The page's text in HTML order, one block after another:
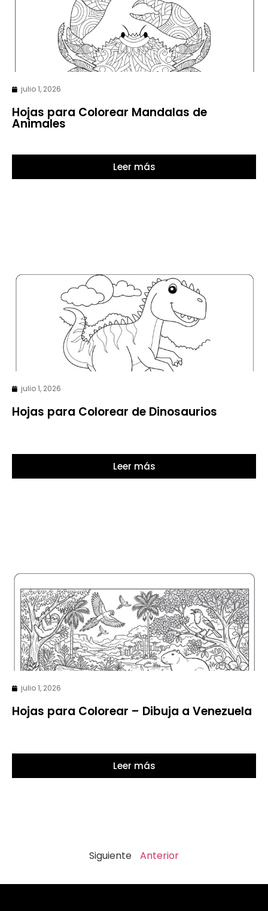
julio 1, 2026
Hojas para Colorear Mandalas de
Animales
Leer más
julio 1, 2026
Hojas para Colorear de Dinosaurios
Leer más
julio 1, 2026
Hojas para Colorear – Dibuja a Venezuela
Leer más
Siguiente Anterior